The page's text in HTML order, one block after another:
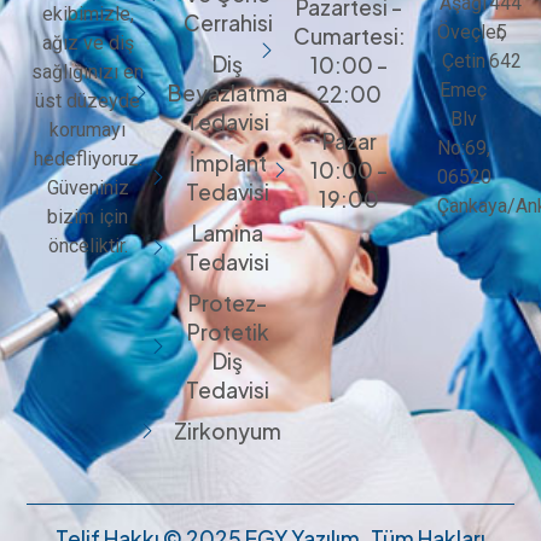
ekibimizle,
ağız ve diş
sağlığınızı en
üst düzeyde
korumayı
hedefliyoruz.
Güveniniz
bizim için
önceliktir.
Cerrahisi
Diş
Beyazlatma
Tedavisi
İmplant
Tedavisi
Lamina
Tedavisi
Protez-
Protetik
Diş
Tedavisi
Zirkonyum
Pazartesi -
Cumartesi:
10:00 -
22:00
Pazar
10:00 -
19:00
Öveçler,
Çetin
Emeç
Blv
No:69,
06520
Çankaya/
5
642